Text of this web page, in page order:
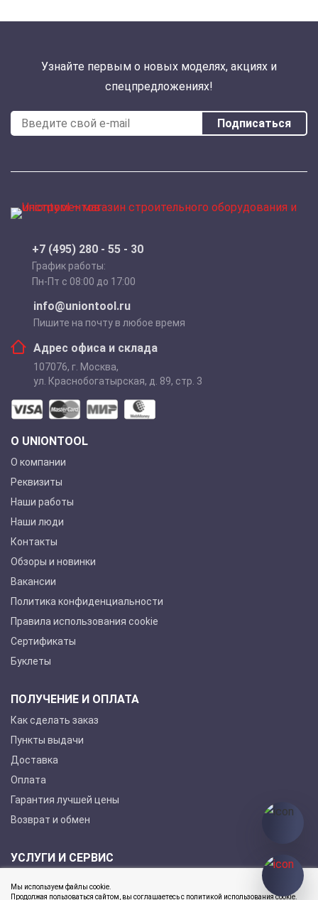
Узнайте первым о новых моделях, акциях и
спецпредложениях!
Подписаться
+7 (495) 280 - 55 - 30
График работы:
Пн-Пт с 08:00 до 17:00
info@uniontool.ru
Пишите на почту в любое время
Адрес офиса и склада
107076, г. Москва,
ул. Краснобогатырская, д. 89, стр. 3
О UNIONTOOL
О компании
Реквизиты
Наши работы
Наши люди
Контакты
Обзоры и новинки
Вакансии
Политика конфиденциальности
Правила использования cookie
Сертификаты
Буклеты
ПОЛУЧЕНИЕ И ОПЛАТА
Как сделать заказ
Пункты выдачи
Доставка
Оплата
Гарантия лучшей цены
Возврат и обмен
УСЛУГИ И СЕРВИС
Мы используем файлы cookie.
Продолжая пользоваться сайтом, вы соглашаетесь с политикой использования cookie.